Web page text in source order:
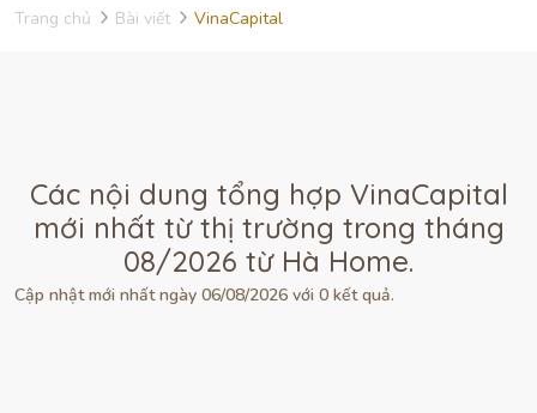
Trang chủ Bài viết VinaCapital
Các nội dung tổng hợp VinaCapital
mới nhất từ thị trường trong tháng
08/2026 từ Hà Home.
Cập nhật mới nhất ngày 06/08/2026 với 0 kết quả.